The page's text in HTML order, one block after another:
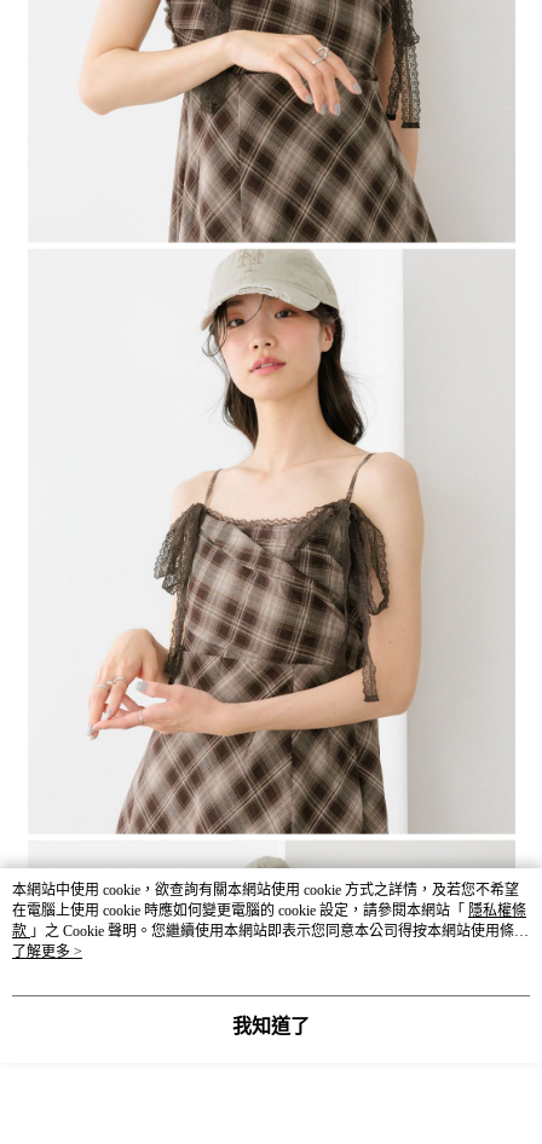
本網站中使用 cookie，欲查詢有關本網站使用 cookie 方式之詳情，及若您不希望
在電腦上使用 cookie 時應如何變更電腦的 cookie 設定，請參閱本網站「 隱私權條
款 」之 Cookie 聲明。您繼續使用本網站即表示您同意本公司得按本網站使用條款
之 Cookie 聲明使用 cookie。
了解更多 >
我知道了